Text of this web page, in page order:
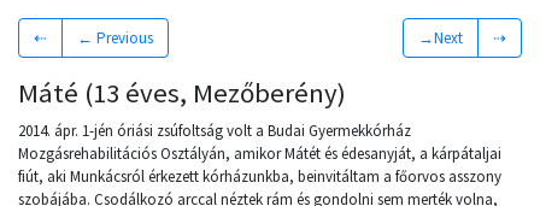
⇠ ← Previous →Next ⇢
Máté (13 éves, Mezőberény)
2014. ápr. 1-jén óriási zsúfoltság volt a Budai Gyermekkórház
Mozgásrehabilitációs Osztályán, amikor Mátét és édesanyját, a kárpátaljai
fiút, aki Munkácsról érkezett kórházunkba, beinvitáltam a főorvos asszony
szobájába. Csodálkozó arccal néztek rám és gondolni sem merték volna,